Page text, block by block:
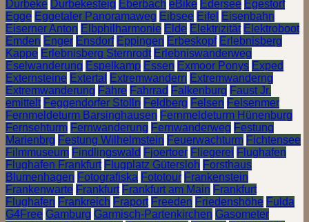
Durbeke Durbekesteig Eberbach eBike Edersee Egestorf
Egge Eggetaler Panoramaweg Eibsee Eifel Eisenbahn
Eiserner Anton Elbphilharmonie Elde Elektrizität Elektroboot
Emden Enger Ensdorf Eppingen Erbeskopf Erlebnisberg
Kappe Erlebnisberg Sternrodt Erlebniswanderweg
Eselwanderung Espelkamp Essen Exmoor Ponys Exped
Externsteine Extertal Extremwandern Extremwanderng
Extremwanderung Fähre Fahrrad Falkenburg Faust Jr.
emittelt Feggendorfer Stolln Feldberg Felsen Felsenmer
Fernmeldeturm Barsinghausen Fernmeldeturm Hünenburg
Fernsehturm Fernwanderung Fernwanderweg Festung
Marienbrg Festung Wilhelmstein Feuerwachturm Fichtensee
Filmmuseum Findlingswald Fjoertoer Fliegerei Flughafen
Flughafen Frankfurt Flugplatz Gütersloh Forsthaus
Blumenhagen Fotografiska Fototour Frankenstein
Frankenwarte Frankfurt Frankfurt am Main Frankfurt
Flughafen Frankreich Fraport Freeden Friedenshöhe Fulda
G4Free Gamburg Garmisch-Partenkirchen Gasometer